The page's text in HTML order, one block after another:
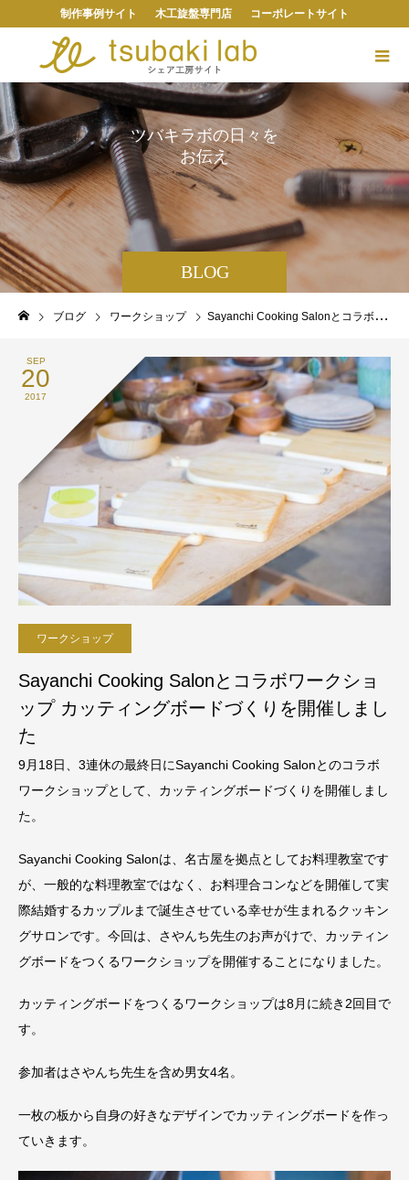
制作事例サイト 木工旋盤専門店 コーポレートサイト
BLOG
ツバキラボの日々を
お伝えします。
ブログ ワークショップ Sayanchi Cooking Salonとコラボワークショップ カッティングボードづくりを開催しました
SEP
20
2017
ワークショップ
Sayanchi Cooking Salonとコラボワークショ
ップ カッティングボードづくりを開催しまし
た
9月18日、3連休の最終日にSayanchi Cooking Salonとのコラボ
ワークショップとして、カッティングボードづくりを開催しまし
た。
Sayanchi Cooking Salonは、名古屋を拠点としてお料理教室です
が、一般的な料理教室ではなく、お料理合コンなどを開催して実
際結婚するカップルまで誕生させている幸せが生まれるクッキン
グサロンです。今回は、さやんち先生のお声がけで、カッティン
グボードをつくるワークショップを開催することになりました。
カッティングボードをつくるワークショップは8月に続き2回目で
す。
参加者はさやんち先生を含め男女4名。
一枚の板から自身の好きなデザインでカッティングボードを作っ
ていきます。